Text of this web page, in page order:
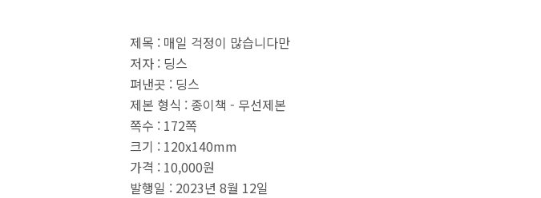
제목 : 매일 걱정이 많습니다만
저자 : 딩스
펴낸곳 : 딩스
제본 형식 : 종이책 - 무선제본
쪽수 : 172쪽
크기 : 120x140mm
가격 : 10,000원
발행일 : 2023년 8월 12일